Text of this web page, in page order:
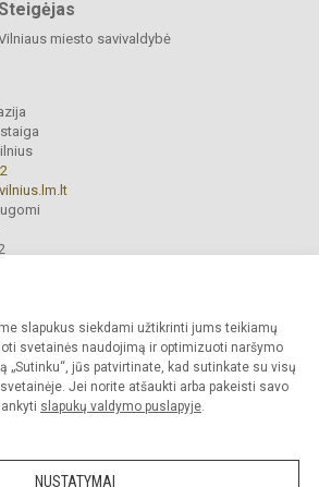
slapukus siekdami užtikrinti jums teikiamų
svetainės naudojimą ir optimizuoti naršymo
„Sutinku“, jūs patvirtinate, kad sutinkate su visų
Jei norite atšaukti arba pakeisti savo
slapukų valdymo puslapyje.
NUSTATYMAI
miesto savivaldybė
gimnazija. Visos teisės saugomos.
gimnazijos sutikimo griežtai draudžiama.
Slapukų valdymas